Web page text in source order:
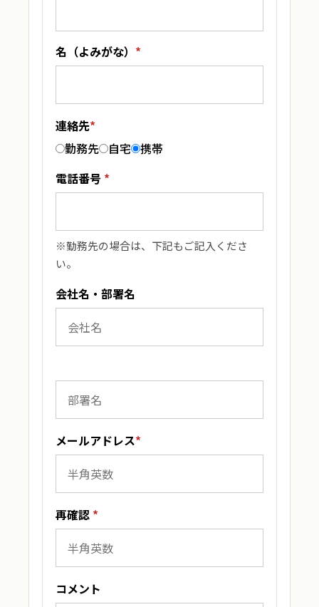
名（よみがな） *
連絡先*
勤務先
自宅 携帯
電話番号 *
※勤務先の場合は、下記もご記入くださ
い。
会社名・部署名
メールアドレス*
再確認 *
コメント